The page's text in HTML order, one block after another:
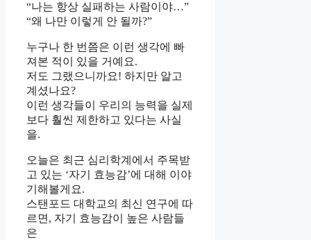
“나는 항상 실패하는 사람이야…”
“왜 나만 이렇게 안 될까?”
누구나 한 번쯤은 이런 생각에 빠
져본 적이 있을 거예요.
저도 그랬으니까요! 하지만 알고
계셨나요?
이런 생각들이 우리의 능력을 실제
보다 훨씬 제한하고 있다는 사실
을.
오늘은 최근 심리학계에서 주목받
고 있는 ‘자기 효능감’에 대해 이야
기해볼게요.
스탠포드 대학교의 최신 연구에 따
르면, 자기 효능감이 높은 사람들
은